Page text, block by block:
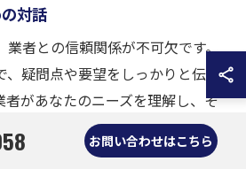
対話
業者との信頼関係が不可欠です。
、疑問点や要望をしっかりと伝え
者があなたのニーズを理解し、そ
を行えるかどうかを確認しましょ
特性や気候に精通しているかどう
お問い合わせはこちら